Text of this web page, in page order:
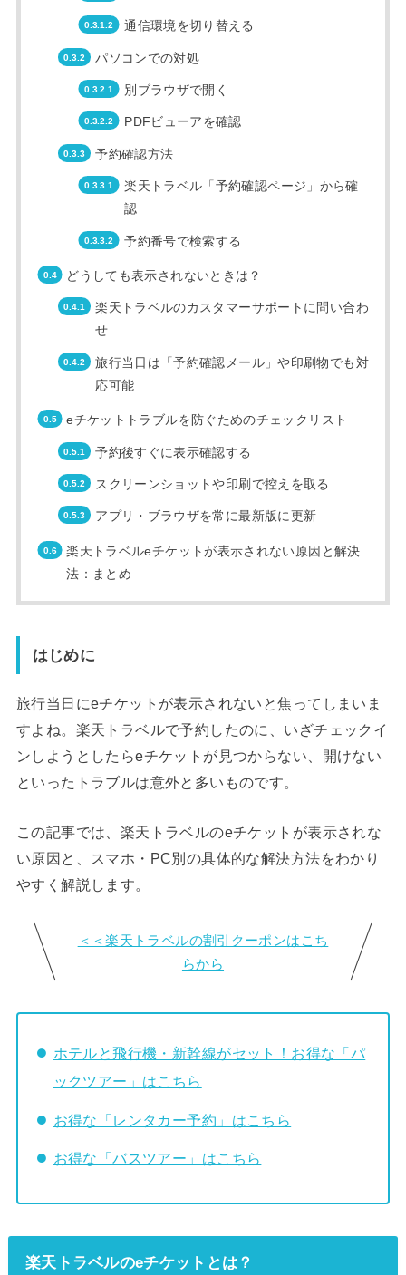
通信環境を切り替える
パソコンでの対処
別ブラウザで開く
PDFビューアを確認
予約確認方法
楽天トラベル「予約確認ページ」から確
認
予約番号で検索する
どうしても表示されないときは？
楽天トラベルのカスタマーサポートに問い合わ
せ
旅行当日は「予約確認メール」や印刷物でも対
応可能
eチケットトラブルを防ぐためのチェックリスト
予約後すぐに表示確認する
スクリーンショットや印刷で控えを取る
アプリ・ブラウザを常に最新版に更新
楽天トラベルeチケットが表示されない原因と解決
法：まとめ
はじめに
旅行当日にeチケットが表示されないと焦ってしまいま
すよね。楽天トラベルで予約したのに、いざチェックイ
ンしようとしたらeチケットが見つからない、開けない
といったトラブルは意外と多いものです。
この記事では、楽天トラベルのeチケットが表示されな
い原因と、スマホ・PC別の具体的な解決方法をわかり
やすく解説します。
＜＜楽天トラベルの割引クーポンはこち
らから
ホテルと飛行機・新幹線がセット！お得な「パ
ックツアー」はこちら
お得な「レンタカー予約」はこちら
お得な「バスツアー」はこちら
楽天トラベルのeチケットとは？